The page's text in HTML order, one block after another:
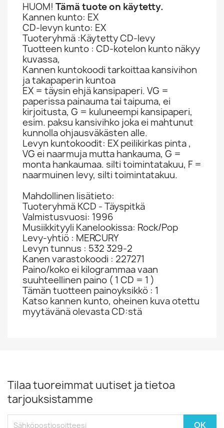
HUOM! Tämä tuote on käytetty.
Kannen kunto: EX
CD-levyn kunto: EX
Tuoteryhmä :Käytetty CD-levy
Tuotteen kunto : CD-kotelon kunto näkyy
kuvassa,
Kannen kuntokoodi tarkoittaa kansivihon
ja takapaperin kuntoa
EX = täysin ehjä kansipaperi. VG =
paperissa painauma tai taipuma, ei
kirjoitusta, G = kuluneempi kansipaperi,
esim. paksu kansivihko joka ei mahtunut
kunnolla ohjausväkästen alle.
Levyn kuntokoodit: EX peilikirkas pinta ,
VG ei naarmuja mutta hankauma, G =
monta hankaumaa. silti toimintatakuu, F =
naarmuinen levy, silti toimintatakuu.
Mahdollinen lisätieto:
Tuoteryhmä KCD - Täyspitkä
Valmistusvuosi: 1996
Musiikkityyli Kanelookissa: Rock/Pop
Levy-yhtiö : MERCURY
Levyn tunnus : 532 329-2
Kanen varastokoodi : 227271
Paino/koko ei kilogrammaa vaan
suuhteellinen paino ( 1 CD = 1 )
Tämän tuotteen painoyksikkö : 1
Katso kannen kunto, oheinen kuva otettu
myytävänä olevasta CD:stä
Tilaa tuoreimmat uutiset ja tietoa
tarjouksistamme